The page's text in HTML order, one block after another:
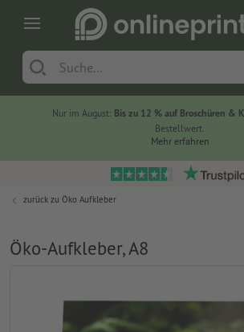
Nur im August: Bis zu 12 % auf Broschüren &
Bestellwert.
Mehr erfahren
zurück zu Öko Aufkleber
Öko-Aufkleber, A8